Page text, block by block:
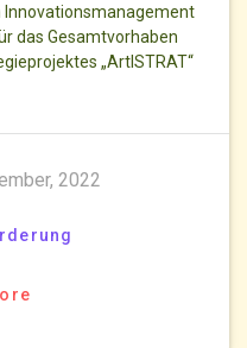
das Gesamtvorhaben
„ArtISTRAT“
2022